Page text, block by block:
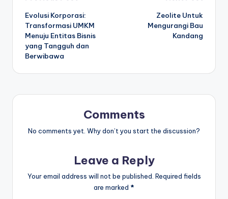
navigation
Evolusi Korporasi:
Transformasi UMKM
Menuju Entitas Bisnis
yang Tangguh dan
Berwibawa
Zeolite Untuk
Mengurangi Bau
Kandang
Comments
No comments yet. Why don’t you start the discussion?
Leave a Reply
Your email address will not be published. Required fields
are marked *